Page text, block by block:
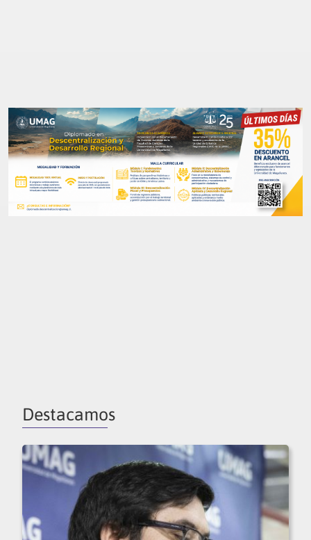
Destacamos